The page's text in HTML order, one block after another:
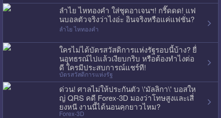
ลำไย ไหทองคำ ใส่ชุดอาเจนฯ! กรี๊ดดด! แฟ
นบอลตัวจริงว่าไงอ่ะ อินจริงหรือแค่แฟชั่น?
ลำไย ไหทองคำ
ใครไม่ได้บัตรสวัสดิการแห่งรัฐรอบนี้บ้าง? ยื่
นอุทธรณ์ไปแล้วเงียบกริบ หรือต้องทำไงต่อ
ดี ใครมีประสบการณ์แชร์ที!
บัตรสวัสดิการแห่งรัฐ
ด่วน! ศาลไม่ให้ประกันตัว \'มัลลิกา\' บอสให
ญ่ QRS คดี Forex-3D มองว่าโทษสูงและเสี่
ยงหนี งานนี้ได้นอนคุกยาวไหม?
Forex-3D